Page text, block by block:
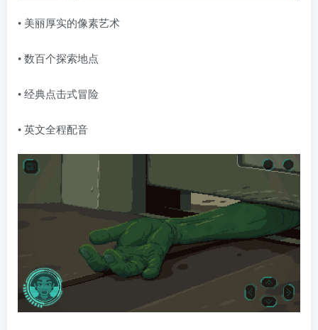
• 美丽厚实的像素艺术
• 数百个探索地点
• 经典点击式冒险
• 英文全程配音